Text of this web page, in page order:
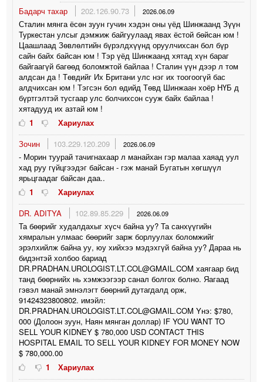
Бадарч тахар
202.126.90.73 2026.06.09
Сталин мянга ёсөн зуун гучин хэдэн оны үёд Шинжаанд Зүүн
Туркeстан улсыг дэмжиж байгуулаад явах ёстой бөйсан юм !
Цаашлаад Зөвлөлтийн бүрэлдхүүнд оруулчихсан бол бүр
сайн байх байсан юм ! Тэр үёд Шинжаанд хятад хүн бараг
байгаагүй багөөд боломжтой байлаа ! Сталин үүн дээр л том
алдсан да ! Төвдийг Их Британи улс нэг их тоогоогүй бас
алдчихсан юм ! Тэгсэн бол өдийд Төвд Шинжаан хоёр НҮБ д
бүртгэлтэй тусгаар улс болчихсон сууж байх байлаа !
хятадууд их азтай юм !
1
Хариулах
Зочин
103.229.120.209 2026.06.09
- Морин туурай тачигнахаар л манайхан гэр малаа хаяад уул
хад руу гүйцгээдэг байсан - гэж манай Бугатын хөгшүүл
ярьцгаадаг байсан даа..
1
Хариулах
DR. ADITYA
102.89.85.229 2026.06.09
Та бөөрийг худалдахыг хүсч байна уу? Та санхүүгийн
хямралын улмаас бөөрийг зарж борлуулах боломжийг
эрэлхийлж байна уу, юу хийхээ мэдэхгүй байна уу? Дараа нь
бидэнтэй холбоо бариад
DR.PRADHAN.UROLOGIST.LT.COL@GMAIL.COM хаягаар бид
танд бөөрнийх нь хэмжээгээр санал болгох болно. Яагаад
гэвэл манай эмнэлэгт бөөрний дутагдалд орж,
91424323800802. имэйл:
DR.PRADHAN.UROLOGIST.LT.COL@GMAIL.COM Yнэ: $780,
000 (Долоон зуун, Наян мянган доллар) IF YOU WANT TO
SELL YOUR KIDNEY $ 780,000 USD CONTACT THIS
HOSPITAL EMAIL TO SELL YOUR KIDNEY FOR MONEY NOW
$ 780,000.00
1
Хариулах